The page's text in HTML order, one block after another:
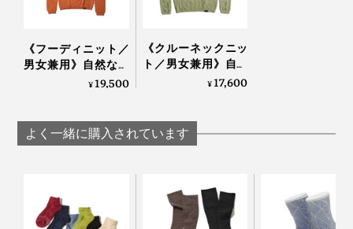
《フーディニット／
男女兼用》自然な調
湿・調温・防臭、フ
シームレスフーデ
ィ」｜BRING
¥19,500
《クルーネックニッ
ト／男女兼用》自然
な調湿・調温・防
WEAR シームレス ク
ルーネック」｜
¥17,600
よく一緒に購入されています